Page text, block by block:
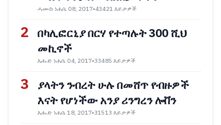
ሓሙስ ነሐሴ 08, 2017•43421 እይታዎች
2 በካሊፎርኒያ በርሃ የተጣሉት 300 ሺህ
መኪኖች
እሑድ ነሐሴ 04, 2017•33485 እይታዎች
3
ያላትን ንብረት ሁሉ በመሸጥ የብዙዎች
እናት የሆነችው አንያ ሪንግረን ሎቨን
እሑድ ነሐሴ 18, 2017•31513 እይታዎች